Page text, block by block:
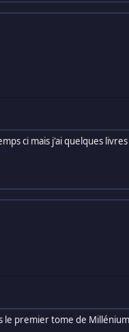
ci mais j'ai quelques
le premier tome de